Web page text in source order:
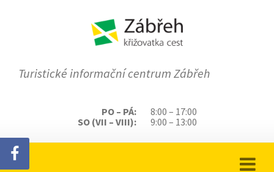
Turistické informační centrum Zábřeh
PO – PÁ:
8:00 – 17:00
SO (VII – VIII):
9:00 – 13:00